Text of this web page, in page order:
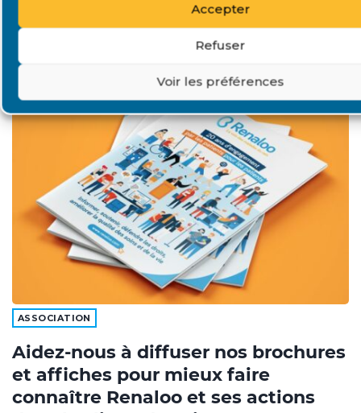
Accepter
Refuser
Voir les préférences
ASSOCIATION
Aidez-nous à diffuser nos brochures
et affiches pour mieux faire
connaître Renaloo et ses actions